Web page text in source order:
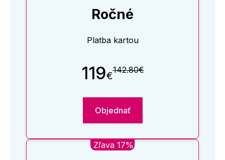
Ročné
Platba kartou
119€142.80€
Objednať
Zľava 17%